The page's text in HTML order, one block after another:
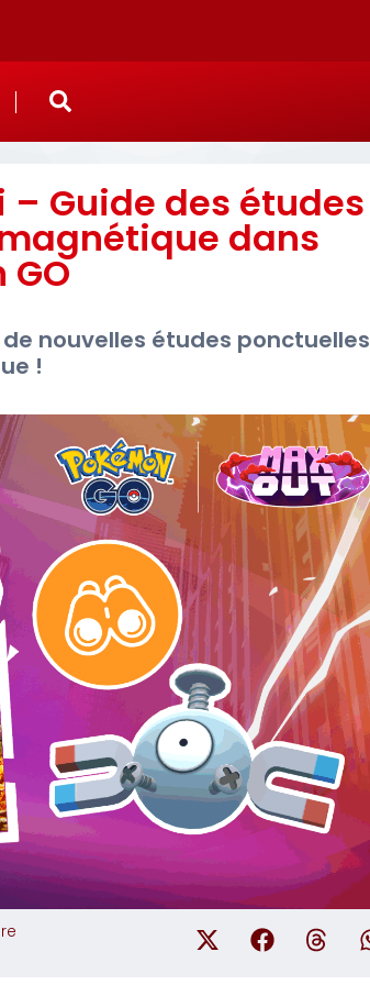
Guide des études
dans
GO
nouvelles études ponctuelles
!